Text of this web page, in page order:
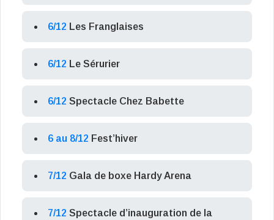
6/12 Les Franglaises
6/12 Le Sérurier
6/12 Spectacle Chez Babette
6 au 8/12 Fest’hiver
7/12 Gala de boxe Hardy Arena
7/12 Spectacle d’inauguration de la